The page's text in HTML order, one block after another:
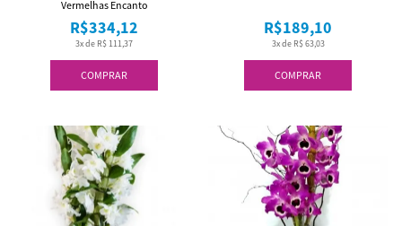
COMPRAR
3x de R$ 111,37
R$334,12
Vermelhas Encanto
COMPRAR
3x de R$ 63,03
R$189,10